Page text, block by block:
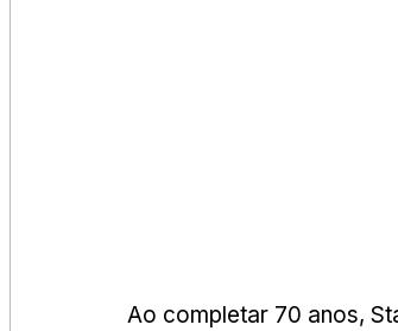
Ao completar 70 anos,